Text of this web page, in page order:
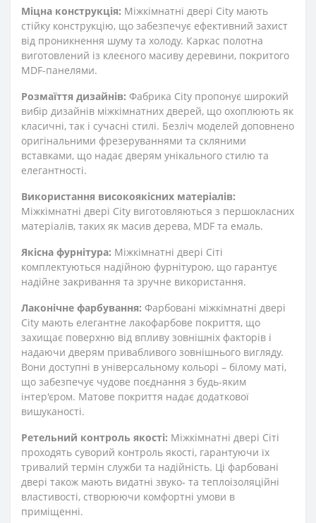
Міцна конструкція: Міжкімнатні двері City мають
стійку конструкцію, що забезпечує ефективний захист
від проникнення шуму та холоду. Каркас полотна
виготовлений із клеєного масиву деревини, покритого
MDF-панелями.
Розмаїття дизайнів: Фабрика City пропонує широкий
вибір дизайнів міжкімнатних дверей, що охоплюють як
класичні, так і сучасні стилі. Безліч моделей доповнено
оригінальними фрезеруваннями та скляними
вставками, що надає дверям унікального стилю та
елегантності.
Використання високоякісних матеріалів:
Міжкімнатні двері City виготовляються з першокласних
матеріалів, таких як масив дерева, MDF та емаль.
Якісна фурнітура: Міжкімнатні двері Сіті
комплектуються надійною фурнітурою, що гарантує
надійне закривання та зручне використання.
Лаконічне фарбування: Фарбовані міжкімнатні двері
City мають елегантне лакофарбове покриття, що
захищає поверхню від впливу зовнішніх факторів і
надаючи дверям привабливого зовнішнього вигляду.
Вони доступні в універсальному кольорі – білому маті,
що забезпечує чудове поєднання з будь-яким
інтер'єром. Матове покриття надає додаткової
вишуканості.
Ретельний контроль якості: Міжкімнатні двері Сіті
проходять суворий контроль якості, гарантуючи їх
тривалий термін служби та надійність. Ці фарбовані
двері також мають видатні звуко- та теплоізоляційні
властивості, створюючи комфортні умови в
приміщенні.